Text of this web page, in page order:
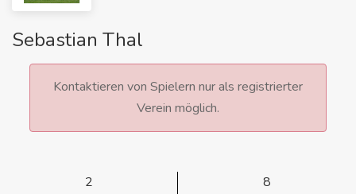
Sebastian Thal
Kontaktieren von Spielern nur als registrierter
Verein möglich.
2
8